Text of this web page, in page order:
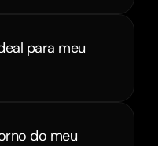
para meu
do meu